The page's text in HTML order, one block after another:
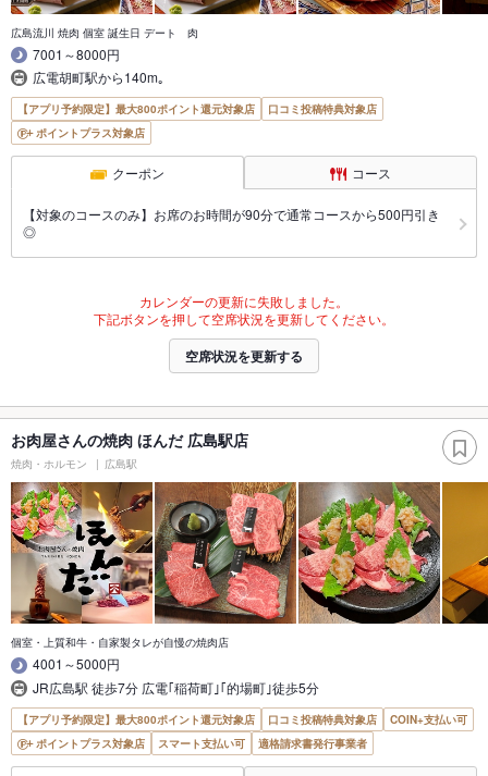
広島流川 焼肉 個室 誕生日 デート 肉
7001～8000円
広電胡町駅から140m｡
【アプリ予約限定】最大800ポイント還元対象店
口コミ投稿特典対象店
ポイントプラス対象店
クーポン コース
【対象のコースのみ】お席のお時間が90分で通常コースから500円引き
◎
カレンダーの更新に失敗しました。
下記ボタンを押して空席状況を更新してください。
空席状況を更新する
お肉屋さんの焼肉 ほんだ 広島駅店
焼肉・ホルモン 広島駅
個室・上質和牛・自家製タレが自慢の焼肉店
4001～5000円
JR広島駅 徒歩7分 広電｢稲荷町｣｢的場町｣徒歩5分
【アプリ予約限定】最大800ポイント還元対象店 口コミ投稿特典対象店
COIN+支払い可
ポイントプラス対象店
スマート支払い可 適格請求書発行事業者